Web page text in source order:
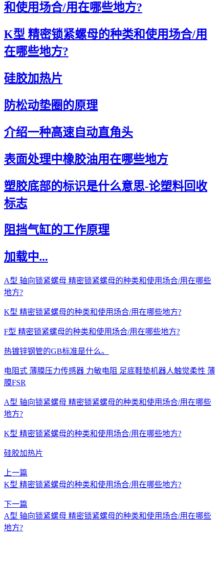
和使用场合/用在哪些地方?
K型 精密锁紧螺母的种类和使用场合/用
在哪些地方?
硅胶加热片
防松动垫圈的原理
介绍一种高速自动直角头
表面处理中橡胶油用在哪些地方
塑胶底部的标识是什么意思-论塑料回收
标志
阻挡气缸的工作原理
加载中...
A型 轴向锁紧螺母 精密锁紧螺母的种类和使用场合/用在哪些
地方?
K型 精密锁紧螺母的种类和使用场合/用在哪些地方?
F型 精密锁紧螺母的种类和使用场合/用在哪些地方?
热镀锌钢管的GB标准是什么。
电阻式 薄膜压力传感器 力敏电阻 足底鞋垫机器人触觉柔性 薄
膜FSR
A型 轴向锁紧螺母 精密锁紧螺母的种类和使用场合/用在哪些
地方?
K型 精密锁紧螺母的种类和使用场合/用在哪些地方?
硅胶加热片
上一篇
K型 精密锁紧螺母的种类和使用场合/用在哪些地方?
下一篇
A型 轴向锁紧螺母 精密锁紧螺母的种类和使用场合/用在哪些
地方?